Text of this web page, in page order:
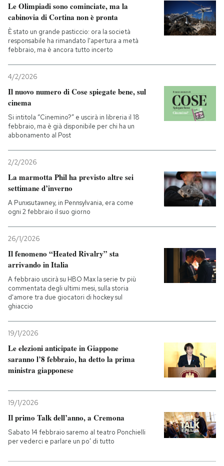
Le Olimpiadi sono cominciate, ma la
cabinovia di Cortina non è pronta
È stato un grande pasticcio: ora la società
responsabile ha rimandato l'apertura a metà
febbraio, ma è ancora tutto incerto
4/2/2026
Il nuovo numero di Cose spiegate bene, sul
cinema
Si intitola “Cinemino?” e uscirà in libreria il 18
febbraio, ma è già disponibile per chi ha un
abbonamento al Post
2/2/2026
La marmotta Phil ha previsto altre sei
settimane d’inverno
A Punxsutawney, in Pennsylvania, era come
ogni 2 febbraio il suo giorno
26/1/2026
Il fenomeno “Heated Rivalry” sta
arrivando in Italia
A febbraio uscirà su HBO Max la serie tv più
commentata degli ultimi mesi, sulla storia
d'amore tra due giocatori di hockey sul
ghiaccio
19/1/2026
Le elezioni anticipate in Giappone
saranno l’8 febbraio, ha detto la prima
ministra giapponese
19/1/2026
Il primo Talk dell’anno, a Cremona
Sabato 14 febbraio saremo al teatro Ponchielli
per vederci e parlare un po’ di tutto